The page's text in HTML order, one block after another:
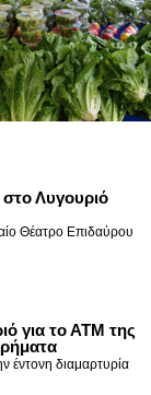
Λυγουριό
Θέατρο Επιδαύρου
για το ΑΤΜ της
έντονη διαμαρτυρία